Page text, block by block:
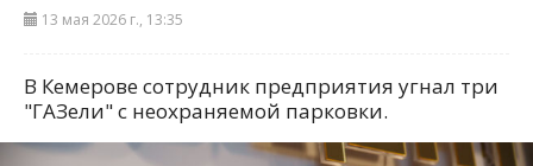
13 мая 2026 г., 13:35
В Кемерове сотрудник предприятия угнал три
"ГАЗели" с неохраняемой парковки.